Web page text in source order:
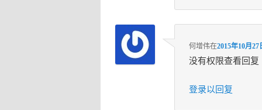
何增伟在2015年10月27
没有权限查看回复
登录以回复